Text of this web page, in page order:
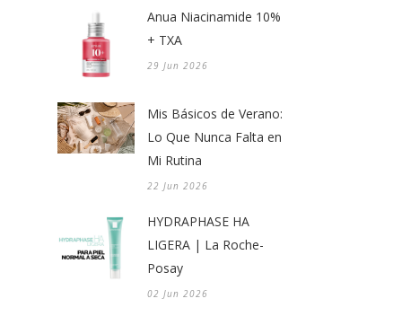
Anua Niacinamide 10%
+ TXA
29 Jun 2026
Mis Básicos de Verano:
Lo Que Nunca Falta en
Mi Rutina
22 Jun 2026
HYDRAPHASE HA
LIGERA | La Roche-
Posay
02 Jun 2026